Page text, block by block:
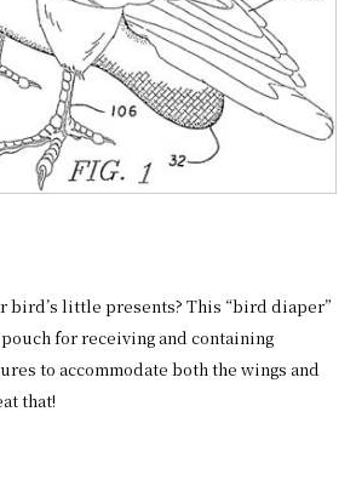
bird’s little presents? This “bird diaper”
for receiving and containing
to accommodate both the wings and
that!